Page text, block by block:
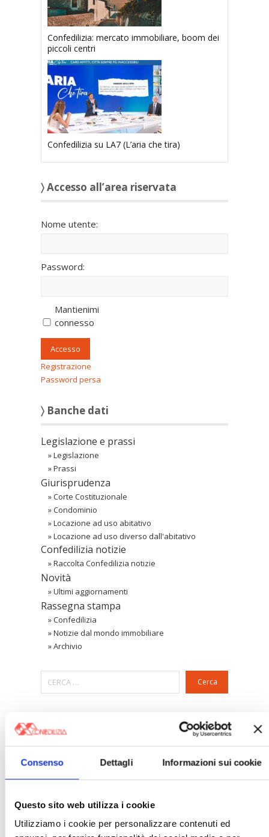
Consenso Dettagli Informazioni sui cookie
Questo sito web utilizza i cookie
Utilizziamo i cookie per personalizzare contenuti ed
Confedilizia: mercato immobiliare, boom dei
piccoli centri
Confedilizia su LA7 (L’aria che tira)
〉 Accesso all’area riservata
Nome utente:
Password:
Mantienimi
connesso
Accesso
Registrazione
Password persa
〉 Banche dati
Legislazione e prassi
»Legislazione
»Prassi
Giurisprudenza
»Corte Costituzionale
»Condominio
»Locazione ad uso abitativo
»Locazione ad uso diverso dall'abitativo
Confedilizia notizie
»Raccolta Confedilizia notizie
Novità
»Ultimi aggiornamenti
Rassegna stampa
»Confedilizia
»Notizie dal mondo immobiliare
»Archivio
Cerca
〉 Area riservata Associazioni